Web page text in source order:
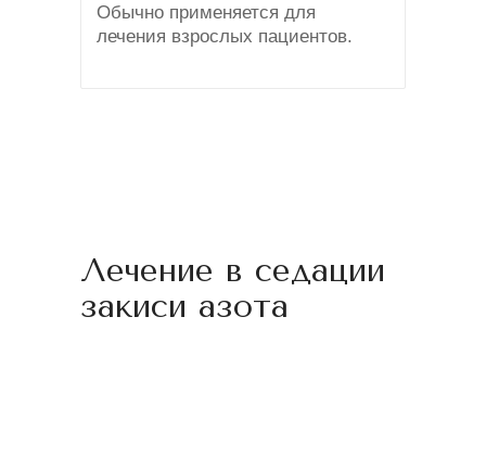
Обычно применяется для
лечения взрослых пациентов.
Лечение в седации
закиси азота